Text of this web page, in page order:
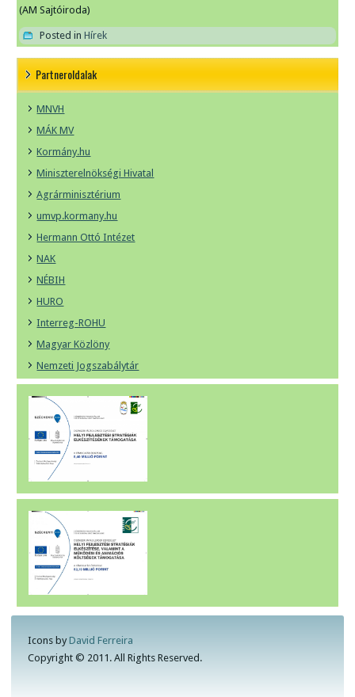
(AM Sajtóiroda)
Posted in Hírek
Partneroldalak
MNVH
MÁK MV
Kormány.hu
Miniszterelnökségi Hivatal
Agrárminisztérium
umvp.kormany.hu
Hermann Ottó Intézet
NAK
NÉBIH
HURO
Interreg-ROHU
Magyar Közlöny
Nemzeti Jogszabálytár
Icons by David Ferreira
Copyright © 2011. All Rights Reserved.